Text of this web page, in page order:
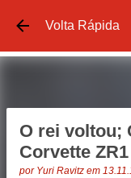
Pular
Volta Rápida
O rei voltou;
Corvette
por Yuri Ravitz em